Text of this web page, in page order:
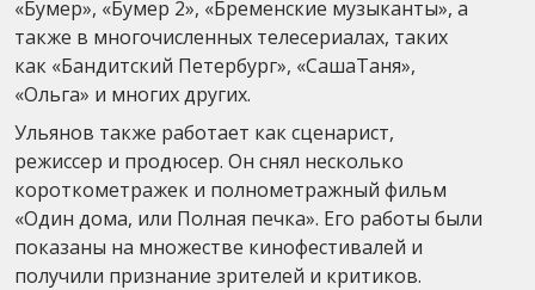
«Бумер», «Бумер 2», «Бременские музыканты», а
также в многочисленных телесериалах, таких
как «Бандитский Петербург», «СашаТаня»,
«Ольга» и многих других.
Ульянов также работает как сценарист,
режиссер и продюсер. Он снял несколько
короткометражек и полнометражный фильм
«Один дома, или Полная печка». Его работы были
показаны на множестве кинофестивалей и
получили признание зрителей и критиков.